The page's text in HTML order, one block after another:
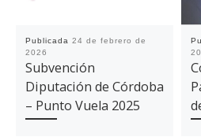
Publicada 24 de febrero de
2026
Subvención
Diputación de Córdoba
– Punto Vuela 2025